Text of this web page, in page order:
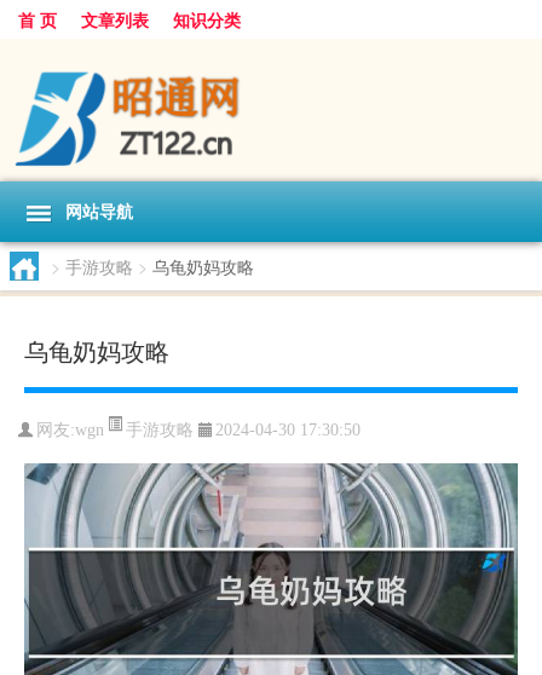
首 页 文章列表 知识分类
网站导航
> 手游攻略 > 乌龟奶妈攻略
乌龟奶妈攻略
网友:wgn 手游攻略 2024-04-30 17:30:50